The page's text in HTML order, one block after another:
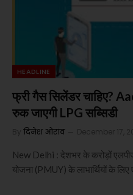
HEADLINE
फ्री गैस सिलेंडर चाहिए?
रुक जाएगी LPG सब्सिडी
By दिनेश ओरांव December 17,
New Delhi : देशभर के करोड़ों
योजना (PMUY) के लाभार्थियों के